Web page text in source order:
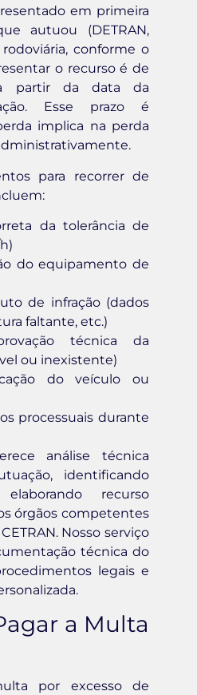
em primeira
autuou (DETRAN,
conforme o
o recurso é de
partir da data da
Esse prazo é
implica na perda
para recorrer de
da tolerância de
do equipamento de
de infração (dados
faltante, etc.)
técnica da
ou inexistente)
do veículo ou
processuais durante
análise técnica
identificando
recurso
órgãos competentes
Nosso serviço
técnica do
legais e
a Multa
por excesso de